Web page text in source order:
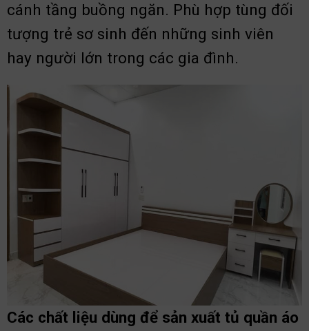
cánh tầng buồng ngăn. Phù hợp tùng đối
tượng trẻ sơ sinh đến những sinh viên
hay người lớn trong các gia đình.
Các chất liệu dùng để sản xuất tủ quần áo